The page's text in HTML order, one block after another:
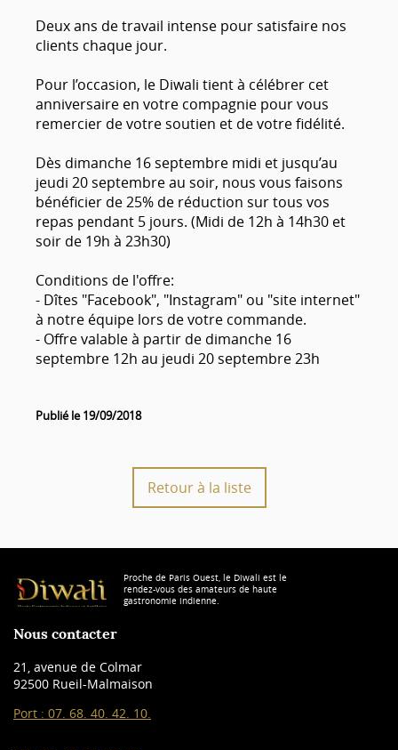
Deux ans de travail intense pour satisfaire nos
clients chaque jour.
Pour l’occasion, le Diwali tient à célébrer cet
anniversaire en votre compagnie pour vous
remercier de votre soutien et de votre fidélité.
Dès dimanche 16 septembre midi et jusqu’au
jeudi 20 septembre au soir, nous vous faisons
bénéficier de 25% de réduction sur tous vos
repas pendant 5 jours. (Midi de 12h à 14h30 et
soir de 19h à 23h30)
Conditions de l'offre:
- Dîtes "Facebook", "Instagram" ou "site internet"
à notre équipe lors de votre commande.
- Offre valable à partir de dimanche 16
septembre 12h au jeudi 20 septembre 23h
Publié le 19/09/2018
Retour à la liste
Proche de Paris Ouest, le Diwali est le
rendez-vous des amateurs de haute
gastronomie indienne.
Nous contacter
21, avenue de Colmar
92500 Rueil-Malmaison
Port : 07. 68. 40. 42. 10.